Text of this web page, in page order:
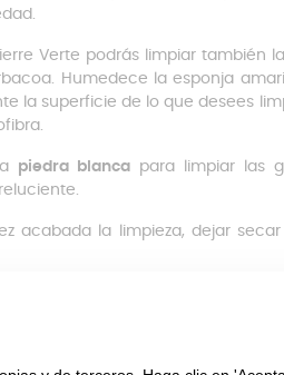
Verte podrás limpiar también
Humedece la esponja
la superficie de lo que desees
piedra blanca para limpiar las
acabada la limpieza, dejar
Pierre Verte producto de